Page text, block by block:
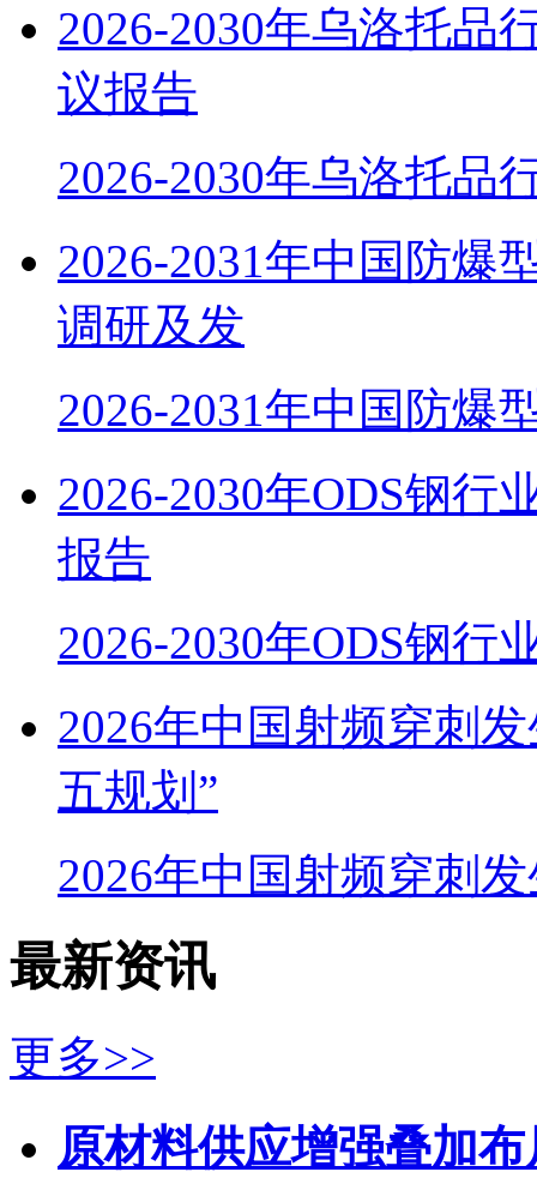
2026-2030年乌洛托品
议报告
2026-2030年乌洛托品
2026-2031年中国防爆
调研及发
2026-2031年中国防爆
2026-2030年ODS钢行
报告
2026-2030年ODS钢行
2026年中国射频穿刺
五规划”
2026年中国射频穿刺
最新资讯
更多>>
原材料供应增强叠加